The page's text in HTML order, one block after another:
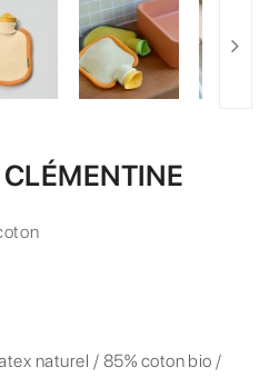
naturel / 85% coton bio /